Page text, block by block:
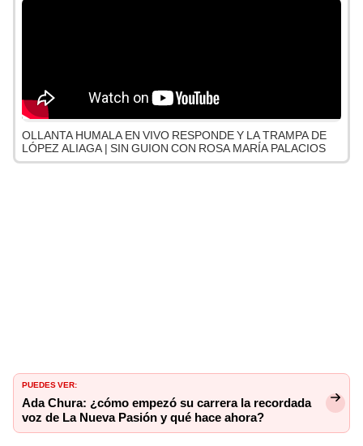
OLLANTA HUMALA EN VIVO RESPONDE Y LA TRAMPA DE
LÓPEZ ALIAGA | SIN GUION CON ROSA MARÍA PALACIOS
PUEDES VER:
Ada Chura: ¿cómo empezó su carrera la recordada
voz de La Nueva Pasión y qué hace ahora?